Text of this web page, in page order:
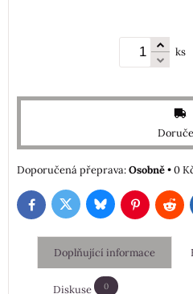
ks
Osobně•0
FacebookTwitterBlueskyPinterest
Doplňující informace
Diskuse 0